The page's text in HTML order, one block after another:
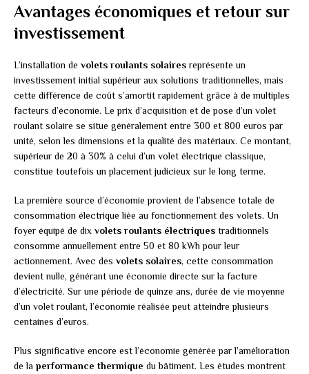
Avantages économiques et retour sur
investissement
L’installation de volets roulants solairesreprésente un
investissement initial supérieur aux solutions traditionnelles, mais
cette différence de coût s’amortit rapidement grâce à de multiples
facteurs d’économie. Le prix d’acquisition et de pose d’un volet
roulant solaire se situe généralement entre 300 et 800 euros par
unité, selon les dimensions et la qualité des matériaux. Ce montant,
supérieur de 20 à 30% à celui d’un volet électrique classique,
constitue toutefois un placement judicieux sur le long terme.
La première source d’économie provient de l’absence totale de
consommation électrique liée au fonctionnement des volets. Un
foyer équipé de dix volets roulants électriques traditionnels
consomme annuellement entre 50 et 80 kWh pour leur
actionnement. Avec des volets solaires, cette consommation
devient nulle, générant une économie directe sur la facture
d’électricité. Sur une période de quinze ans, durée de vie moyenne
d’un volet roulant, l’économie réalisée peut atteindre plusieurs
centaines d’euros.
Plus significative encore est l’économie générée par l’amélioration
de la performance thermique du bâtiment. Les études montrent